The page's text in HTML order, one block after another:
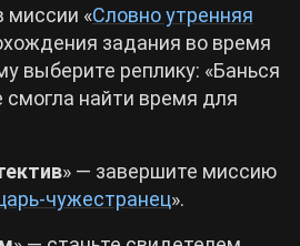
миссии «Словно утренняя
задания во время
выберите реплику: «Банься
смогла найти время для
» — завершите миссию
чужестранец».